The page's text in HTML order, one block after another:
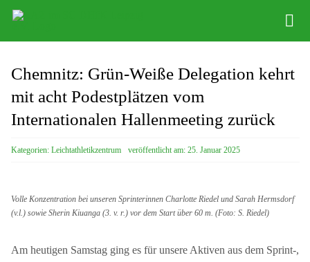
Zum
Leichathletikzentrum
Distance Team
Bob/Skeleton
SC DHfK
Chemnitz: Grün-Weiße Delegation kehrt
mit acht Podestplätzen vom
Internationalen Hallenmeeting zurück
Kategorien: Leichtathletikzentrum veröffentlicht am: 25. Januar 2025
Volle Konzentration bei unseren Sprinterinnen Charlotte Riedel und Sarah Hermsdorf
(v.l.) sowie Sherin Kiuanga (3. v. r.) vor dem Start über 60 m. (Foto: S. Riedel)
Am heutigen Samstag ging es für unsere Aktiven aus dem Sprint-,